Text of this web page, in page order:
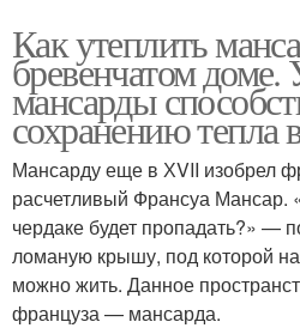
Как утеплить
бревенчатом доме.
мансарды
сохранению тепла
Мансарду еще в ХVII изобрел
расчетливый Франсуа Мансар.
чердаке будет пропадать?» —
ломаную крышу, под которой
можно жить. Данное
француза — мансарда.